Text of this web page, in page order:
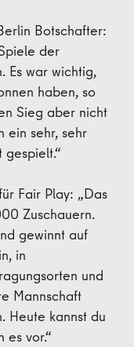
Botschafter:
der
Es war wichtig,
haben, so
Sieg aber nicht
ein sehr, sehr
Fair Play: „Das
Zuschauern.
gewinnt auf
in
und
Mannschaft
Heute kannst du
es vor.“